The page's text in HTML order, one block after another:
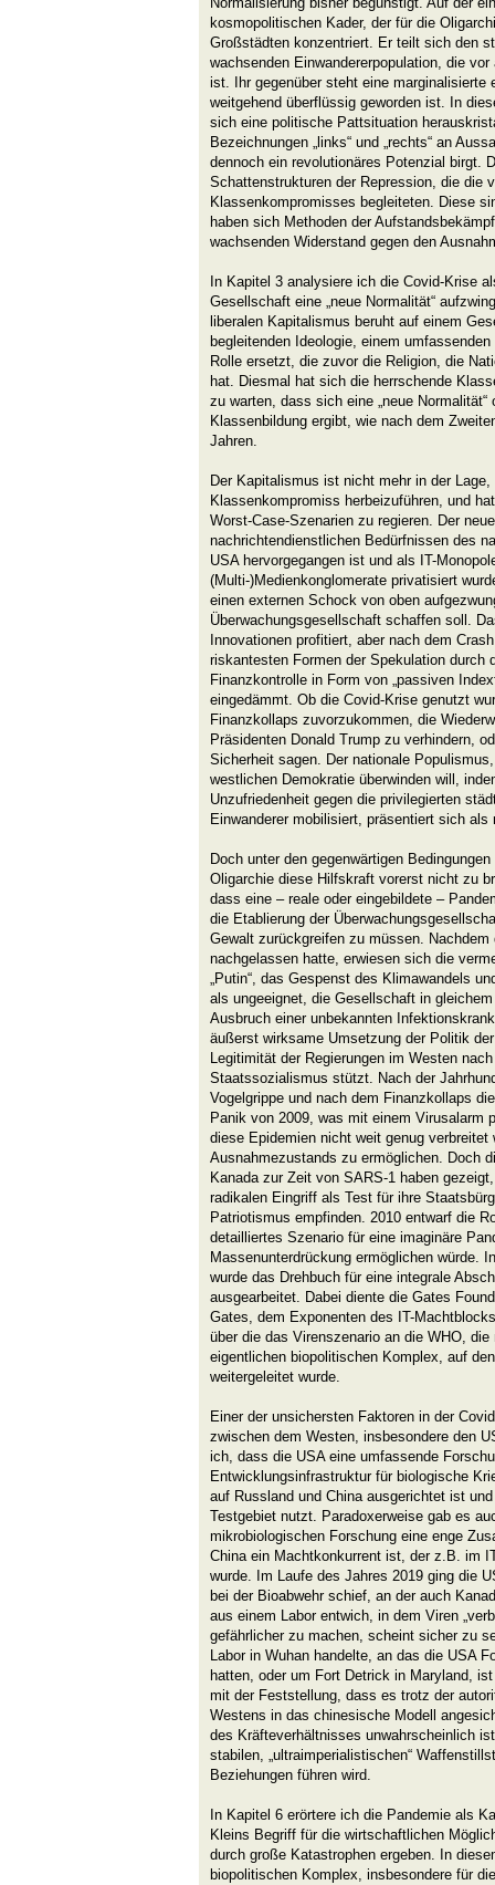
kosmopolitischen Kader, der für die
Großstädten konzentriert. Er teilt sich den
wachsenden Einwandererpopulation, die
ist. Ihr gegenüber steht eine marginalisierte
weitgehend überflüssig geworden ist. In
sich eine politische Pattsituation
Bezeichnungen „links“ und „rechts“ an
dennoch ein revolutionäres Potenzial birgt.
Schattenstrukturen der Repression, die die
Klassenkompromisses begleiteten. Diese
haben sich Methoden der
wachsenden Widerstand gegen den
In Kapitel 3 analysiere ich die Covid-Krise
Gesellschaft eine „neue Normalität“
liberalen Kapitalismus beruht auf einem
begleitenden Ideologie, einem
Rolle ersetzt, die zuvor die Religion, die
hat. Diesmal hat sich die herrschende
zu warten, dass sich eine „neue
Klassenbildung ergibt, wie nach dem
Jahren.
Der Kapitalismus ist nicht mehr in der Lage,
Klassenkompromiss herbeizuführen, und
Worst-Case-Szenarien zu regieren. Der
nachrichtendienstlichen Bedürfnissen des
USA hervorgegangen ist und als IT-
(Multi-)Medienkonglomerate privatisiert
einen externen Schock von oben
Überwachungsgesellschaft schaffen soll.
Innovationen profitiert, aber nach dem
riskantesten Formen der Spekulation durch
Finanzkontrolle in Form von „passiven
eingedämmt. Ob die Covid-Krise genutzt
Finanzkollaps zuvorzukommen, die
Präsidenten Donald Trump zu verhindern,
Sicherheit sagen. Der nationale
westlichen Demokratie überwinden will,
Unzufriedenheit gegen die privilegierten
Einwanderer mobilisiert, präsentiert sich als
Doch unter den gegenwärtigen
Oligarchie diese Hilfskraft vorerst nicht zu
dass eine – reale oder eingebildete –
die Etablierung der
Gewalt zurückgreifen zu müssen.
nachgelassen hatte, erwiesen sich die
„Putin“, das Gespenst des Klimawandels
als ungeeignet, die Gesellschaft in
Ausbruch einer unbekannten
äußerst wirksame Umsetzung der Politik
Legitimität der Regierungen im Westen
Staatssozialismus stützt. Nach der
Vogelgrippe und nach dem Finanzkollaps
Panik von 2009, was mit einem Virusalarm
diese Epidemien nicht weit genug verbreitet
Ausnahmezustands zu ermöglichen. Doch
Kanada zur Zeit von SARS-1 haben
radikalen Eingriff als Test für ihre
Patriotismus empfinden. 2010 entwarf die
detailliertes Szenario für eine imaginäre
Massenunterdrückung ermöglichen würde.
wurde das Drehbuch für eine integrale
ausgearbeitet. Dabei diente die Gates
Gates, dem Exponenten des IT-
über die das Virenszenario an die WHO,
eigentlichen biopolitischen Komplex, auf
weitergeleitet wurde.
Einer der unsichersten Faktoren in der
zwischen dem Westen, insbesondere den
ich, dass die USA eine umfassende
Entwicklungsinfrastruktur für biologische
auf Russland und China ausgerichtet ist
Testgebiet nutzt. Paradoxerweise gab es
mikrobiologischen Forschung eine enge
China ein Machtkonkurrent ist, der z.B. im
wurde. Im Laufe des Jahres 2019 ging die
bei der Bioabwehr schief, an der auch
aus einem Labor entwich, in dem Viren
gefährlicher zu machen, scheint sicher zu
Labor in Wuhan handelte, an das die USA
hatten, oder um Fort Detrick in Maryland,
mit der Feststellung, dass es trotz der
Westens in das chinesische Modell
des Kräfteverhältnisses unwahrscheinlich
stabilen, „ultraimperialistischen“
Beziehungen führen wird.
In Kapitel 6 erörtere ich die Pandemie als
Kleins Begriff für die wirtschaftlichen
durch große Katastrophen ergeben. In
biopolitischen Komplex, insbesondere für